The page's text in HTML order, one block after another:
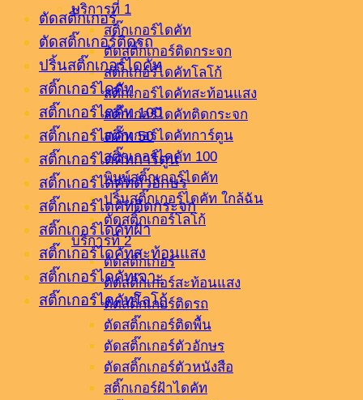
บริการที่ 1
สติ๊กเกอร์ไดคัท
ตัดสติ๊กเกอร์ติดกระจก
สติ๊กเกอร์ไดคัทโลโก้
สติ๊กเกอร์ไดคัทสะท้อนแสง
สติ๊กเกอร์ไดคัทติดกระจก
สติ๊กเกอร์ไดคัทการ์ตูน
สติ๊กเกอร์ไดคัท 100
พิมพ์สติ๊กเกอร์ไดคัท
ปริ้นสติ๊กเกอร์ไดคัท ใกล้ฉัน
ตัดสติ๊กเกอร์โลโก้
บริการที่ 2
ตัดสติ๊กเกอร์
ตัดสติ๊กเกอร์สะท้อนแสง
ตัดสติ๊กเกอร์ติดรถ
ตัดสติ๊กเกอร์ติดพื้น
ตัดสติ๊กเกอร์ตัวอักษร
ตัดสติ๊กเกอร์ตัวหนังสือ
สติ๊กเกอร์ฝ้าไดคัท
ตัดสติ๊กเกอร์
ตัดสติ๊กเกอร์ติดรถ
ปริ้นสติ๊กเกอร์ไดคัท
สติ๊กเกอร์ไดคัท
สติ๊กเกอร์ไดคัท 100
สติ๊กเกอร์ไดคัท 50
สติ๊กเกอร์ไดคัทการ์ตูน
สติ๊กเกอร์ไดคัทตัวอักษร
สติ๊กเกอร์ไดคัทติดกระจก
สติ๊กเกอร์ไดคัทฝ้า
สติ๊กเกอร์ไดคัทสะท้อนแสง
สติ๊กเกอร์ไดคัทเจาะ
สติ๊กเกอร์ไดคัทโลโก้